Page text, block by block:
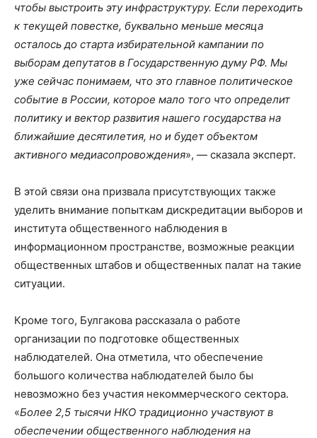
чтобы выстроить эту инфраструктуру. Если переходить
к текущей повестке, буквально меньше месяца
осталось до старта избирательной кампании по
выборам депутатов в Государственную думу РФ. Мы
уже сейчас понимаем, что это главное политическое
событие в России, которое мало того что определит
политику и вектор развития нашего государства на
ближайшие десятилетия, но и будет объектом
активного медиасопровождения», — сказала эксперт.
В этой связи она призвала присутствующих также
уделить внимание попыткам дискредитации выборов и
института общественного наблюдения в
информационном пространстве, возможные реакции
общественных штабов и общественных палат на такие
ситуации.
Кроме того, Булгакова рассказала о работе
организации по подготовке общественных
наблюдателей. Она отметила, что обеспечение
большого количества наблюдателей было бы
невозможно без участия некоммерческого сектора.
«Более 2,5 тысячи НКО традиционно участвуют в
обеспечении общественного наблюдения на